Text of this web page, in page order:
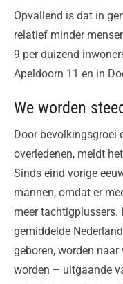
Opvallend is dat in
relatief minder
9 per duizend
Apeldoorn 11 en in
We worden
Door bevolkingsgroei
overledenen, meldt
Sinds eind vorige
mannen, omdat er
meer tachtigplussers.
gemiddelde
geboren, worden
worden – uitgaande